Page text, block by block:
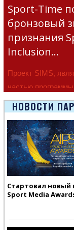
Sport-Time
бронзовый
признания
Inclusion…
Проект SIMS,
частью
Европейско
НОВОСТИ
Стартовал новый
Sport Media